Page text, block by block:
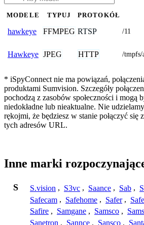
MODELE TYPUJ PROTOKÓŁ
hawkeye FFMPEG RTSP /11
Hawkeye JPEG HTTP /tmpfs/
* iSpyConnect nie ma powiązań,
produktami Sumvision. Szczegóły
pochodzą z zasobów społeczności i mogą
niedokładne lub nieaktualne. Nie
rękojmi, że będziesz w stanie połączyć się
tych adresów URL.
Inne marki
S S.vision , S3vc , Saance , Sab ,
Safecam , Safehome , Safer ,
Safire , Samgane , Samsco ,
Sanetron , Sannce , Sansco ,